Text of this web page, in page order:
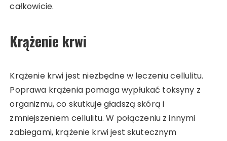
całkowicie.
Krążenie krwi
Krążenie krwi jest niezbędne w leczeniu cellulitu.
Poprawa krążenia pomaga wypłukać toksyny z
organizmu, co skutkuje gładszą skórą i
zmniejszeniem cellulitu. W połączeniu z innymi
zabiegami, krążenie krwi jest skutecznym